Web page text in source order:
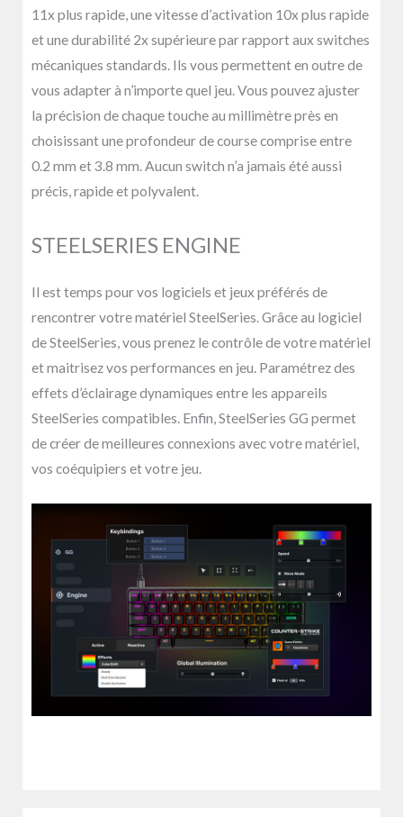
11x plus rapide, une vitesse d’activation 10x plus rapide
et une durabilité 2x supérieure par rapport aux switches
mécaniques standards. Ils vous permettent en outre de
vous adapter à n’importe quel jeu. Vous pouvez ajuster
la précision de chaque touche au millimètre près en
choisissant une profondeur de course comprise entre
0.2 mm et 3.8 mm. Aucun switch n’a jamais été aussi
précis, rapide et polyvalent.
STEELSERIES ENGINE
Il est temps pour vos logiciels et jeux préférés de
rencontrer votre matériel SteelSeries. Grâce au logiciel
de SteelSeries, vous prenez le contrôle de votre matériel
et maitrisez vos performances en jeu. Paramétrez des
effets d’éclairage dynamiques entre les appareils
SteelSeries compatibles. Enfin, SteelSeries GG permet
de créer de meilleures connexions avec votre matériel,
vos coéquipiers et votre jeu.